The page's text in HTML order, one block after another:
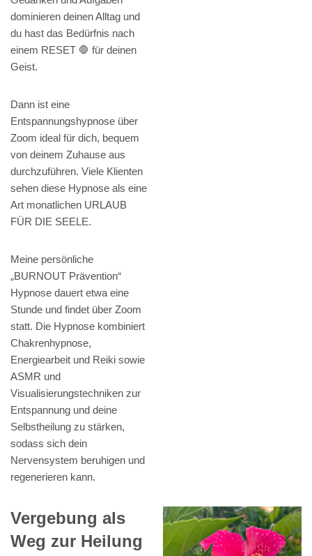
dominieren deinen Alltag und
du hast das Bedürfnis nach
einem RESET 🛑 für deinen
Geist.
Dann ist eine
Entspannungshypnose über
Zoom ideal für dich, bequem
von deinem Zuhause aus
durchzuführen. Viele Klienten
sehen diese Hypnose als eine
Art monatlichen URLAUB
FÜR DIE SEELE.
Meine persönliche
„BURNOUT Prävention“
Hypnose dauert etwa eine
Stunde und findet über Zoom
statt. Die Hypnose kombiniert
Chakrenhypnose,
Energiearbeit und Reiki sowie
ASMR und
Visualisierungstechniken zur
Entspannung und deine
Selbstheilung zu stärken,
sodass sich dein
Nervensystem beruhigen und
regenerieren kann.
Vergebung als
Weg zur Heilung